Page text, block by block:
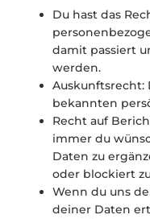
Du hast das
damit passiert
werden.
Auskunftsrecht:
bekannten
Recht auf
immer du
Daten zu
oder blockiert
Wenn du uns
deiner Daten